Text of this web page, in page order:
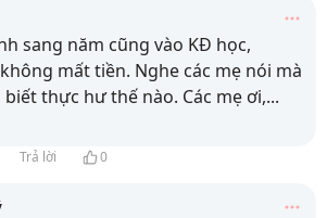
sang năm cũng vào KĐ học,
mất tiền. Nghe các mẹ nói mà
biết thực hư thế nào. Các mẹ ơi,...
Trả lời 0